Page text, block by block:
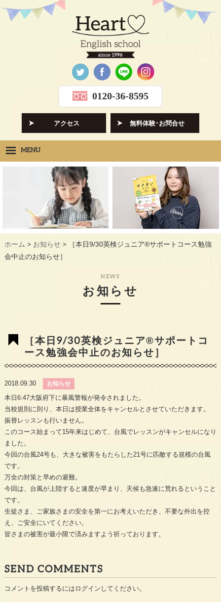
0120-36-8595
アクセス 無料体験･お問合せ
MENU
HOPE
CLASS
先生紹介 INSTRUCTORS
ギャラリー GALLERY
教室概要 INFORMATION
ホーム > お知らせ>
［本日9/30英検ジュニア®︎サポートコース勉強
会中止のお知らせ］
NEWS
お知らせ
［本日9/30英検ジュニア®︎サポートコ
ース勉強会中止のお知らせ］
2018.09.30 お知らせ
本日6:47大阪府下に暴風警報が発令されました。
当校規則に則り、本日は授業全体をキャンセルとさせていただきます。
振替レッスンも行いません。
このコース始まって15年来はじめて、台風でレッスンがキャンセルになり
ました。
今回の台風24号も、大きな被害をもたらした21号に匹敵する規模の台風
です。
万全の対策と早めの避難。
今回は、台風が上陸すると速度が早まり、天候も急速に荒れるということ
です。
生徒さま、ご家族さまの安全を第一にお考えいただき、不要な外出を控
え、ご安全にいてください。
皆さまの被害が最小限で済みますよう祈っております。
SEND COMMENTS
コメントを投稿するには ログイン してください。